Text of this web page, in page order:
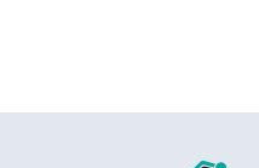
Монтаж и демонтаж
Установка Г-образного